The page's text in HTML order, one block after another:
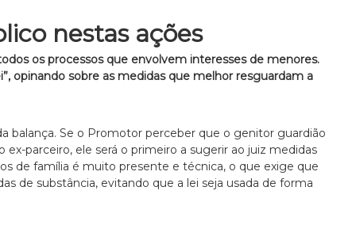
nestas ações
os processos que envolvem interesses de menores.
opinando sobre as medidas que melhor resguardam a
balança. Se o Promotor perceber que o genitor guardião
parceiro, ele será o primeiro a sugerir ao juiz medidas
de família é muito presente e técnica, o que exige que
de substância, evitando que a lei seja usada de forma